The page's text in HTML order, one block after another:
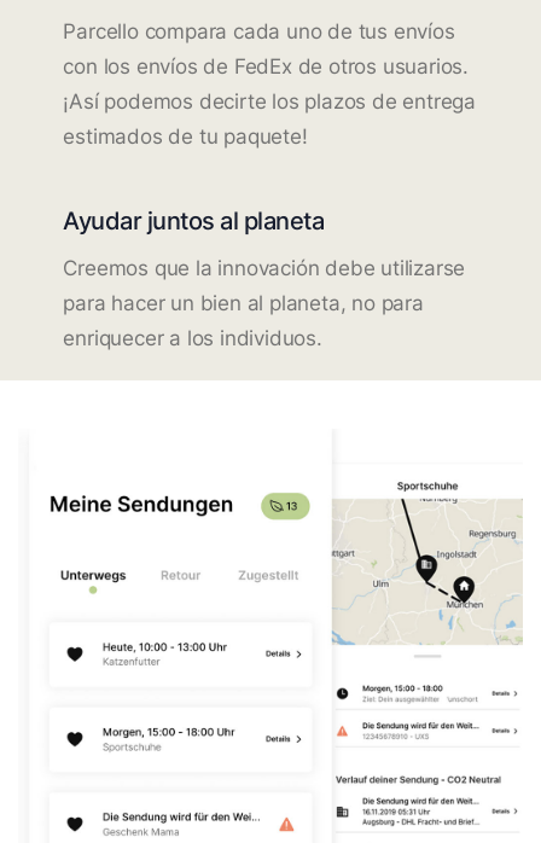
Parcello compara cada uno de tus envíos
con los envíos de FedEx de otros usuarios.
¡Así podemos decirte los plazos de entrega
estimados de tu paquete!
Ayudar juntos al planeta
Creemos que la innovación debe utilizarse
para hacer un bien al planeta, no para
enriquecer a los individuos.